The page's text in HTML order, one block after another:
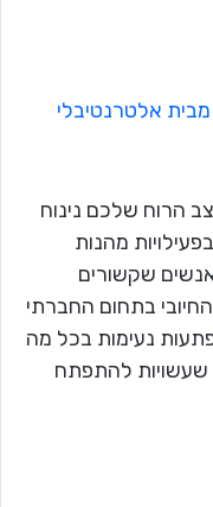
אלטרנטיבלי
הרוח שלכם נינוח
מהנות
שקשורים
בתחום החברתי
נעימות בכל מה
שעשויות להתפתח